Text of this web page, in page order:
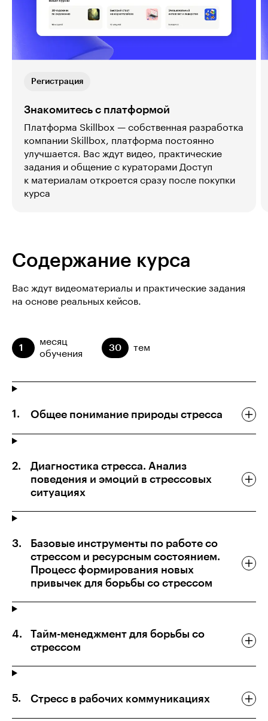
Регистрация
Знакомитесь с платформой
Платформа Skillbox — собственная разработка
компании Skillbox, платформа постоянно
улучшается. Вас ждут видео, практические
задания и общение с кураторами Доступ
к материалам откроется сразу после покупки
курса
Содержание курса
Вас ждут видеоматериалы и практические задания
на основе реальных кейсов.
1
месяц
обучения
30 тем
Общее понимание природы стресса
Диагностика стресса. Анализ
поведения и эмоций в стрессовых
ситуациях
Базовые инструменты по работе со
стрессом и ресурсным состоянием.
Процесс формирования новых
привычек для борьбы со стрессом
Тайм-менеджмент для борьбы со
стрессом
Стресс в рабочих коммуникациях